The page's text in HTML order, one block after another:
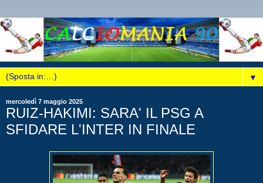
▼
mercoledì 7 maggio 2025
RUIZ-HAKIMI: SARA' IL PSG A
SFIDARE L'INTER IN FINALE